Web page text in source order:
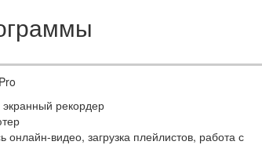
экранный рекордер
онлайн-видео, загрузка плейлистов, работа с